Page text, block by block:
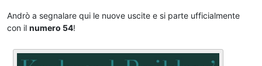
Andrò a segnalare qui le nuove uscite e si parte ufficialmente
con il numero 54!